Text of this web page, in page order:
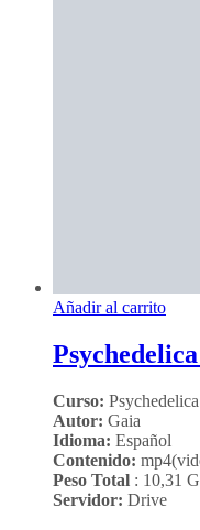
Añadir al carrito
Curso: Psychedelica
Autor: Gaia
Idioma: Español
Contenido:
Peso Total : 10,31
Servidor: Drive